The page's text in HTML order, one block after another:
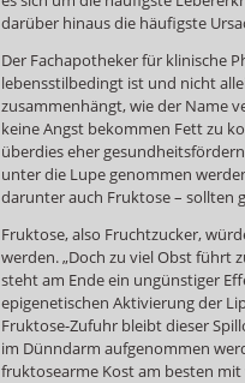
darüber hinaus die häufigste
Der Fachapotheker für klinische
lebensstilbedingt ist und nicht
zusammenhängt, wie der Name
keine Angst bekommen Fett zu
überdies eher
unter die Lupe genommen
darunter auch Fruktose – sollten
Fruktose, also Fruchtzucker,
werden. „Doch zu viel Obst führt
steht am Ende ein ungünstiger
epigenetischen Aktivierung der
Fruktose-Zufuhr bleibt dieser
im Dünndarm aufgenommen
fruktosearme Kost am besten